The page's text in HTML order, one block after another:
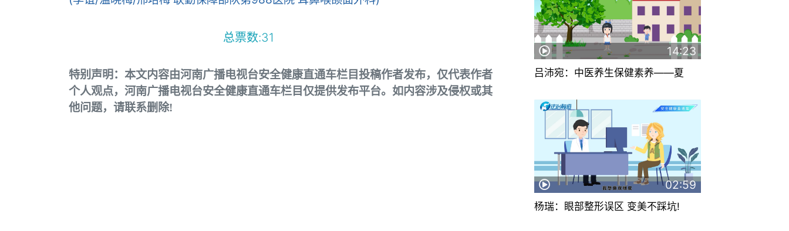
总票数:31
特别声明：本文内容由河南广播电视台安全健康直通车栏目投稿作者发布，仅代表作者
个人观点，河南广播电视台安全健康直通车栏目仅提供发布平台。如内容涉及侵权或其
他问题，请联系删除!
14:23
吕沛宛：中医养生保健素养——夏
02:59
杨瑞：眼部整形误区 变美不踩坑!